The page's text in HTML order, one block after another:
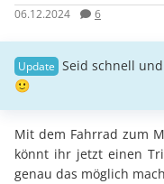
06.12.2024 6
Seid schnell
🙂
Mit dem Fahrrad zum
könnt ihr jetzt einen
genau das möglich